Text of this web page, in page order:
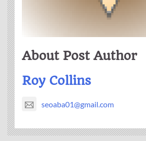
About Post Author
Roy Collins
seoaba01@gmail.com